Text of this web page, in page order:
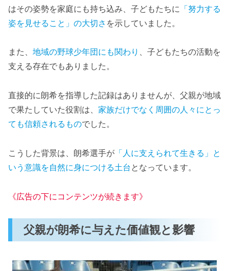
はその姿勢を家庭にも持ち込み、子どもたちに 「努力する
姿を見せること」の大切さ を示していました。
また、 地域の野球少年団にも関わり 、子どもたちの活動を
支える存在でもありました。
直接的に朗希を指導した記録はありませんが、父親が地域
で果たしていた役割は、 家族だけでなく周囲の人々にとっ
ても信頼されるものでした。
こうした背景は、朗希選手が 「人に支えられて生きる」と
いう意識を自然に身につける土台 となっています。
《広告の下にコンテンツが続きます》
父親が朗希に与えた価値観と影響